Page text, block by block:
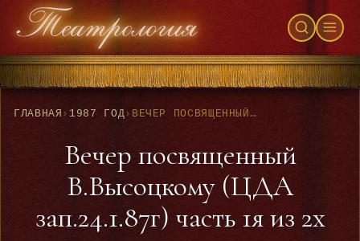
ГЛАВНАЯ › 1987 ГОД› ВЕЧЕР ПОСВЯЩЕННЫЙ В.ВЫСОЦКОМУ (ЦДА ЗАП.24.1.87Г) ЧАСТЬ 1Я ИЗ 2Х
Вечер посвященный
В.Высоцкому (ЦДА
зап.24.1.87г) часть 1я из 2х